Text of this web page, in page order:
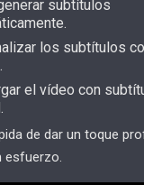
subtítulos
los subtítulos
el vídeo con
de dar un toque
esfuerzo.